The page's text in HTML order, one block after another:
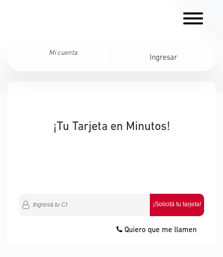
Mi cuenta
Ingresar
¡Tu Tarjeta en Minutos!
¡Solicitá tu tarjeta!
Quiero que me llamen